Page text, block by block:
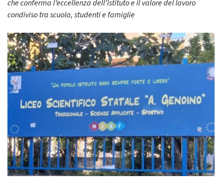
che conferma l’eccellenza dell’istituto e il valore del lavoro
condiviso tra scuola, studenti e famiglie